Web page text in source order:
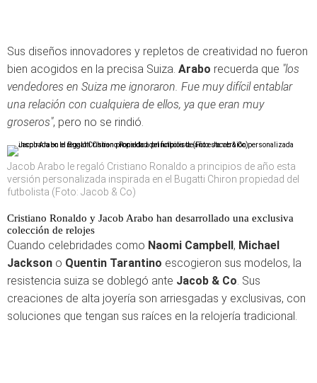
Sus diseños innovadores y repletos de creatividad no fueron
bien acogidos en la precisa Suiza. Arabo recuerda que "los
vendedores en Suiza me ignoraron. Fue muy difícil entablar
una relación con cualquiera de ellos, ya que eran muy
groseros", pero no se rindió.
Jacob Arabo le regaló Cristiano Ronaldo a principios de año esta
versión personalizada inspirada en el Bugatti Chiron propiedad del
futbolista (Foto: Jacob & Co)
Cristiano Ronaldo y Jacob Arabo han desarrollado una exclusiva
colección de relojes
Cuando celebridades como Naomi Campbell, Michael
Jackson o Quentin Tarantino escogieron sus modelos, la
resistencia suiza se doblegó ante Jacob & Co. Sus
creaciones de alta joyería son arriesgadas y exclusivas, con
soluciones que tengan sus raíces en la relojería tradicional.